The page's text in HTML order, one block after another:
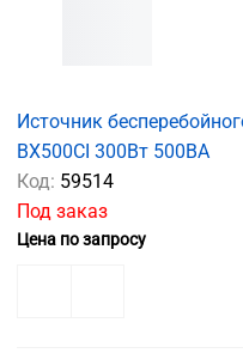
Источник
BX500CI 300Вт 500ВА
Код: 59514
Под заказ
Цена по запросу